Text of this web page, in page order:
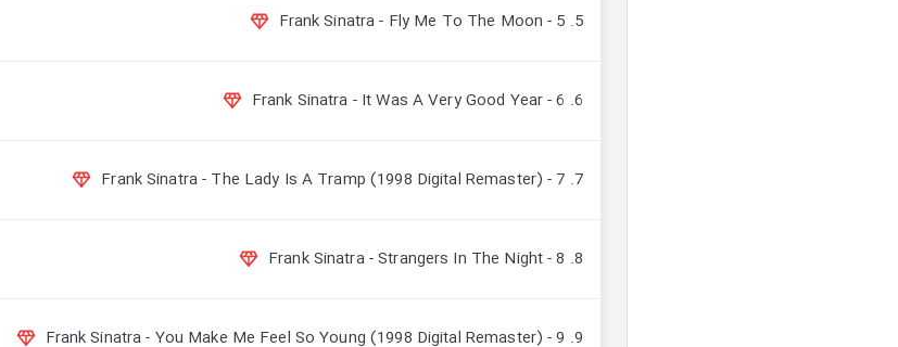
5. 5 - Frank Sinatra - Fly Me To The Moon
6. 6 - Frank Sinatra - It Was A Very Good Year
7. 7 - Frank Sinatra - The Lady Is A Tramp (1998 Digital Remaster)
8. 8 - Frank Sinatra - Strangers In The Night
9. 9 - Frank Sinatra - You Make Me Feel So Young (1998 Digital Remaster)